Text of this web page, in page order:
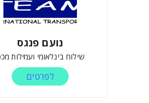
נועם פנגס
שילוח בינלאומי ועמילות
לפרטים